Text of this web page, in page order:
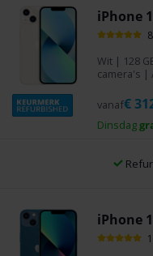
iPhone
Wit | 128
camera's |
Dinsdag
vanaf€
iPhone